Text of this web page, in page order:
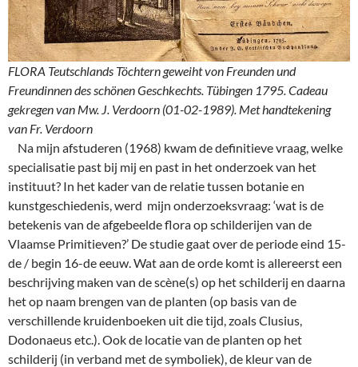
FLORA Teutschlands Töchtern geweiht von Freunden und
Freundinnen des schönen Geschkechts. Tübingen 1795. Cadeau
gekregen van Mw. J. Verdoorn (01-02-1989). Met handtekening
van Fr. Verdoorn
Na mijn afstuderen (1968) kwam de definitieve vraag, welke
specialisatie past bij mij en past in het onderzoek van het
instituut? In het kader van de relatie tussen botanie en
kunstgeschiedenis, werd mijn onderzoeksvraag: ‘wat is de
betekenis van de afgebeelde flora op schilderijen van de
Vlaamse Primitieven?’ De studie gaat over de periode eind 15-
de / begin 16-de eeuw. Wat aan de orde komt is allereerst een
beschrijving maken van de scène(s) op het schilderij en daarna
het op naam brengen van de planten (op basis van de
verschillende kruidenboeken uit die tijd, zoals Clusius,
Dodonaeus etc.). Ook de locatie van de planten op het
schilderij (in verband met de symboliek), de kleur van de